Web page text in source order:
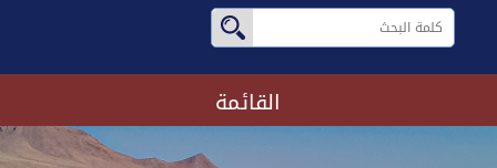
القائمة